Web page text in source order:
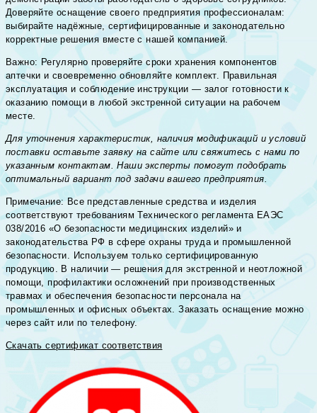
Доверяйте оснащение своего предприятия профессионалам:
выбирайте надёжные, сертифицированные и законодательно
корректные решения вместе с нашей компанией.
Важно: Регулярно проверяйте сроки хранения компонентов
аптечки и своевременно обновляйте комплект. Правильная
эксплуатация и соблюдение инструкции — залог готовности к
оказанию помощи в любой экстренной ситуации на рабочем
месте.
Для уточнения характеристик, наличия модификаций и условий
поставки оставьте заявку на сайте или свяжитесь с нами по
указанным контактам. Наши эксперты помогут подобрать
оптимальный вариант под задачи вашего предприятия.
Примечание: Все представленные средства и изделия
соответствуют требованиям Технического регламента ЕАЭС
038/2016 «О безопасности медицинских изделий» и
законодательства РФ в сфере охраны труда и промышленной
безопасности. Используем только сертифицированную
продукцию. В наличии — решения для экстренной и неотложной
помощи, профилактики осложнений при производственных
травмах и обеспечения безопасности персонала на
промышленных и офисных объектах. Заказать оснащение можно
через сайт или по телефону.
Скачать сертификат соответствия